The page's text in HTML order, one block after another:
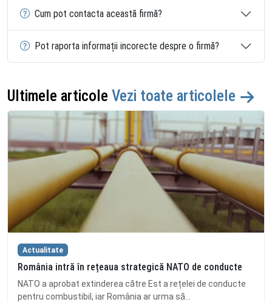
Cum pot contacta această firmă?
Pot raporta informații incorecte despre o firmă?
Ultimele articole Vezi toate articolele
Actualitate
România intră în rețeaua strategică NATO de conducte
NATO a aprobat extinderea către Est a rețelei de conducte
pentru combustibil, iar România ar urma să...